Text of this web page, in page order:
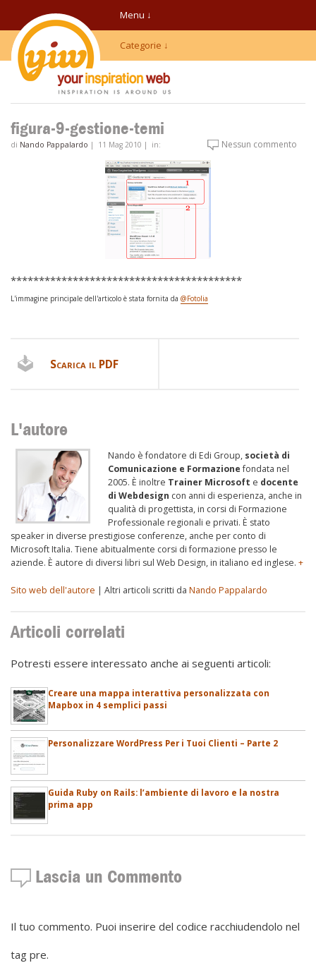
Menu ↓
Categorie ↓
figura-9-gestione-temi
di Nando Pappalardo | 11 Mag 2010 | in: Nessun commento
*****************************************
L'immagine principale dell'articolo è stata fornita da @Fotolia
Scarica il PDF
L'autore
Nando è fondatore di Edi Group, società di
Comunicazione e Formazionefondata nel
2005. È inoltre Trainer Microsoft e docente
di Webdesign con anni di esperienza, anche in
qualità di progettista, in corsi di Formazione
Professionale regionali e privati. È stato
speaker in diverse prestigiose conferenze, anche per conto di
Microsoft Italia. Tiene abitualmente corsi di formazione presso le
aziende. È autore di diversi libri sul Web Design, in italiano ed inglese. +
Sito web dell'autore | Altri articoli scritti da Nando Pappalardo
Articoli correlati
Potresti essere interessato anche ai seguenti articoli:
Creare una mappa interattiva personalizzata con
Mapbox in 4 semplici passi
Personalizzare WordPress Per i Tuoi Clienti – Parte 2
Guida Ruby on Rails: l’ambiente di lavoro e la nostra
prima app
Lascia un Commento
Il tuo commento. Puoi inserire del codice racchiudendolo nel
tag pre.